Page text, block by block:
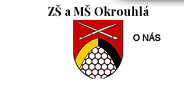
ZŠ a MŠ Okrouhlá
O NÁS